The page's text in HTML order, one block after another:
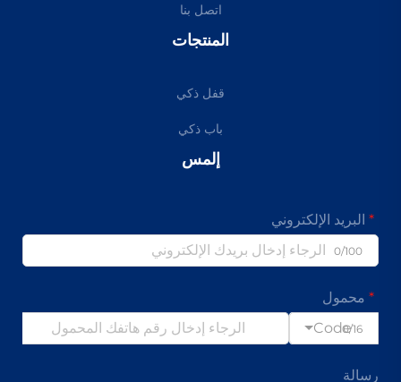
اتصل بنا
المنتجات
قفل ذكي
باب ذكي
إلمس
البريد الإلكتروني
0/100
محمول
Code0/16
رسالة